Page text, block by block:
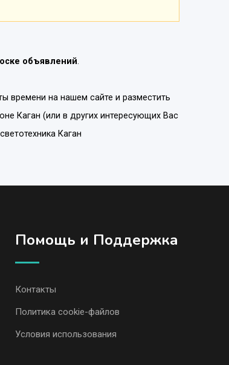
объявлений.
времени на нашем сайте и разместить
Каган (или в других интересующих Вас
Каган
Помощь и Поддержка
Контакты
Политика cookie-файлов
Условия использования